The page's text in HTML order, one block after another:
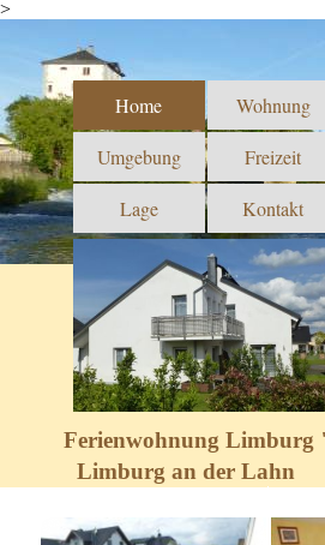
>
Ferienwohnung
Home Wohnung
Umgebung Freizeit
Lage Kontakt
Limburg an der Lahn